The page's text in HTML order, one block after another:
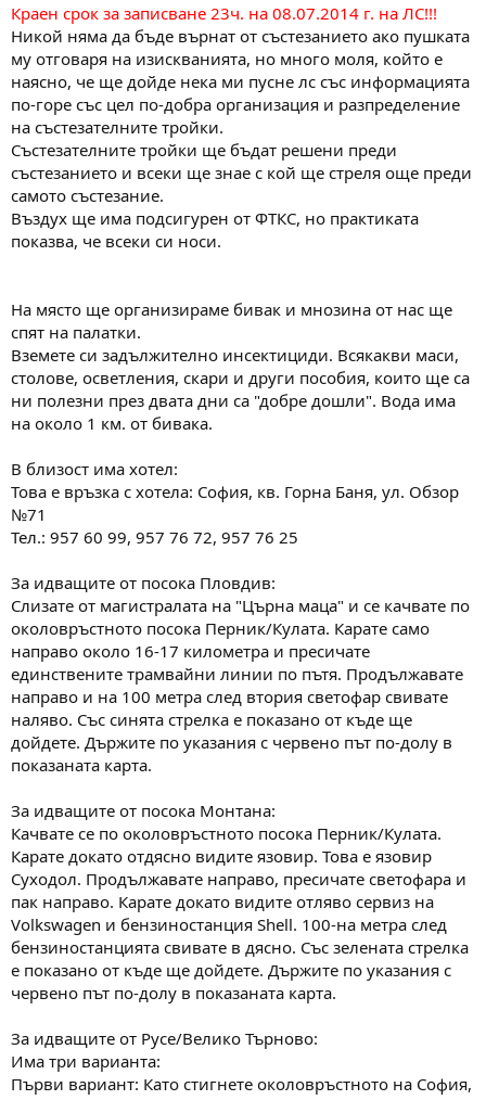
Краен срок за записване 23ч. на 08.07.2014 г. на ЛС!!!
Никой няма да бъде върнат от състезанието ако пушката
му отговаря на изискванията, но много моля, който е
наясно, че ще дойде нека ми пусне лс със информацията
по-горе със цел по-добра организация и разпределение
на състезателните тройки.
Състезателните тройки ще бъдат решени преди
състезанието и всеки ще знае с кой ще стреля още преди
самото състезание.
Въздух ще има подсигурен от ФТКС, но практиката
показва, че всеки си носи.
На място ще организираме бивак и мнозина от нас ще
спят на палатки.
Вземете си задължително инсектициди. Всякакви маси,
столове, осветления, скари и други пособия, които ще са
ни полезни през двата дни са "добре дошли". Вода има
на около 1 км. от бивака.
В близост има хотел:
Това е връзка с хотела: София, кв. Горна Баня, ул. Обзор
№71
Тел.: 957 60 99, 957 76 72, 957 76 25
За идващите от посока Пловдив:
Слизате от магистралата на "Църна маца" и се качвате по
околовръстното посока Перник/Кулата. Карате само
направо около 16-17 километра и пресичате
единствените трамвайни линии по пътя. Продължавате
направо и на 100 метра след втория светофар свивате
наляво. Със синята стрелка е показано от къде ще
дойдете. Държите по указания с червено път по-долу в
показаната карта.
За идващите от посока Монтана:
Качвате се по околовръстното посока Перник/Кулата.
Карате докато отдясно видите язовир. Това е язовир
Суходол. Продължавате направо, пресичате светофара и
пак направо. Карате докато видите отляво сервиз на
Volkswagen и бензиностанция Shell. 100-на метра след
бензиностанцията свивате в дясно. Със зелената стрелка
е показано от къде ще дойдете. Държите по указания с
червено път по-долу в показаната карта.
За идващите от Русе/Велико Търново:
Има три варианта:
Първи вариант: Като стигнете околовръстното на София,